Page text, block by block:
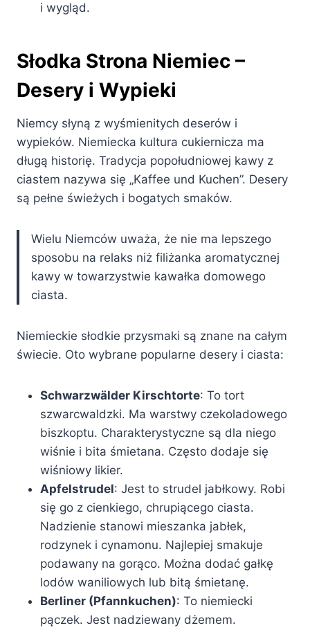
i wygląd.
Słodka Strona Niemiec –
Desery i Wypieki
Niemcy słyną z wyśmienitych deserów i
wypieków. Niemiecka kultura cukiernicza ma
długą historię. Tradycja popołudniowej kawy z
ciastem nazywa się „Kaffee und Kuchen”. Desery
są pełne świeżych i bogatych smaków.
Wielu Niemców uważa, że nie ma lepszego
sposobu na relaks niż filiżanka aromatycznej
kawy w towarzystwie kawałka domowego
ciasta.
Niemieckie słodkie przysmaki są znane na całym
świecie. Oto wybrane popularne desery i ciasta:
Schwarzwälder Kirschtorte: To tort
szwarcwaldzki. Ma warstwy czekoladowego
biszkoptu. Charakterystyczne są dla niego
wiśnie i bita śmietana. Często dodaje się
wiśniowy likier.
Apfelstrudel: Jest to strudel jabłkowy. Robi
się go z cienkiego, chrupiącego ciasta.
Nadzienie stanowi mieszanka jabłek,
rodzynek i cynamonu. Najlepiej smakuje
podawany na gorąco. Można dodać gałkę
lodów waniliowych lub bitą śmietanę.
Berliner (Pfannkuchen): To niemiecki
pączek. Jest nadziewany dżemem.